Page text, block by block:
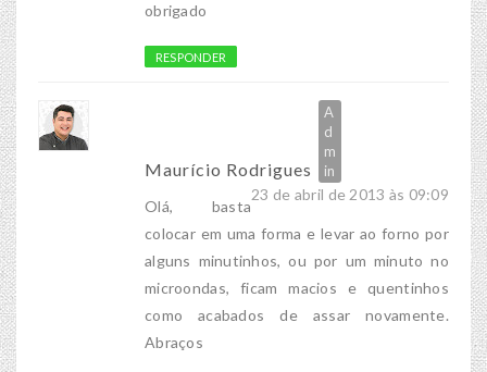
obrigado
RESPONDER
Maurício Rodrigues
23 de abril de 2013 às 09:09
Olá, basta
colocar em uma forma e levar ao forno por
alguns minutinhos, ou por um minuto no
microondas, ficam macios e quentinhos
como acabados de assar novamente.
Abraços